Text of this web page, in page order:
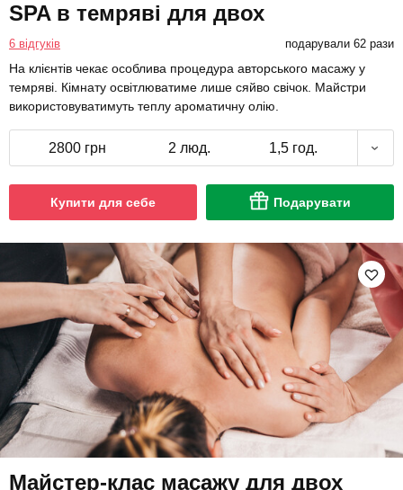
SPA в темряві для двох
6 відгуків подарували 62 рази
На клієнтів чекає особлива процедура авторського масажу у
темряві. Кімнату освітлюватиме лише сяйво свічок. Майстри
використовуватимуть теплу ароматичну олію.
2800 грн 2 люд. 1,5 год.
Купити для себе Подарувати
Майстер-клас масажу для двох